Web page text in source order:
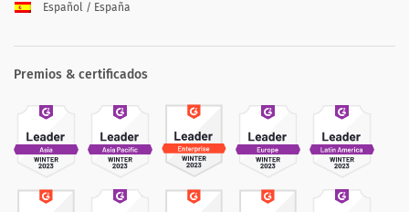
Español / España
Premios & certificados